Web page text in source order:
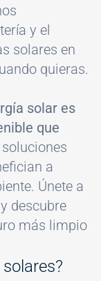
y el
solares en
quieras.
solar es
que
a
Únete a
descubre
más limpio